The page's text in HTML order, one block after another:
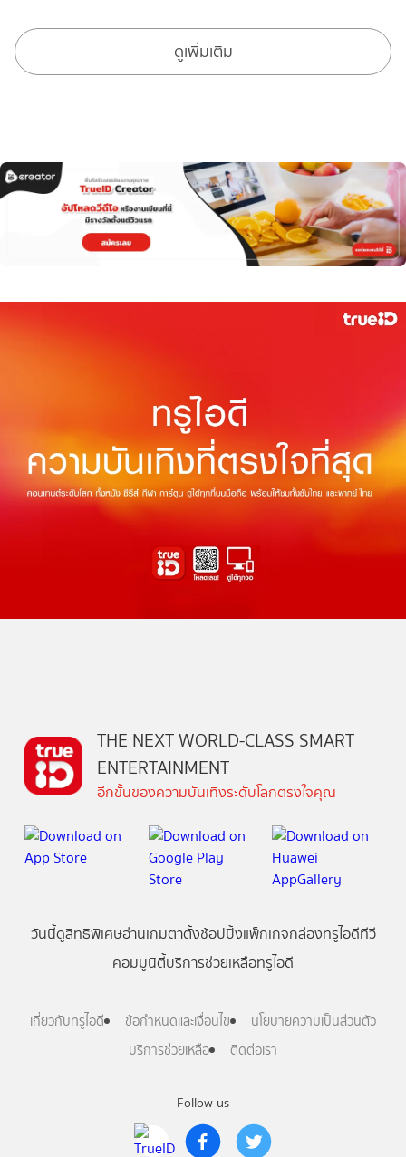
ดูเพิ่มเติม
Follow us
THE NEXT WORLD-CLASS SMART
ENTERTAINMENT
อีกขั้นของความบันเทิงระดับโลกตรงใจคุณ
วันนี้ดูสิทธิพิเศษอ่านเกมตาตั้งช้อปปิ้งแพ็กเกจกล่องทรูไอดีทีวี
คอมมูนิตี้บริการช่วยเหลือทรูไอดี
เกี่ยวกับทรูไอดี ข้อกำหนดและเงื่อนไข
นโยบายความเป็นส่วนตัว
บริการช่วยเหลือ
ติดต่อเรา